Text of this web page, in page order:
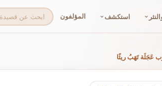
استكشف المؤلفون
عَجَلَة تَهَبُ ريثًا